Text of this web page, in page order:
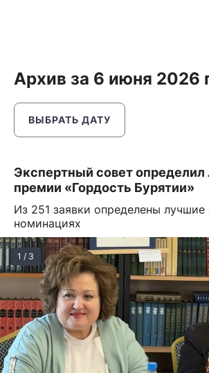
Архив за 6 июня 2026
ВЫБРАТЬ ДАТУ
Экспертный совет определил
премии «Гордость Бурятии»
Из 251 заявки определены лучшие
номинациях
1 / 3